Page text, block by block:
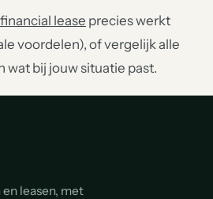
financial lease precies werkt
voordelen), of vergelijk alle
wat bij jouw situatie past.
leasen, met